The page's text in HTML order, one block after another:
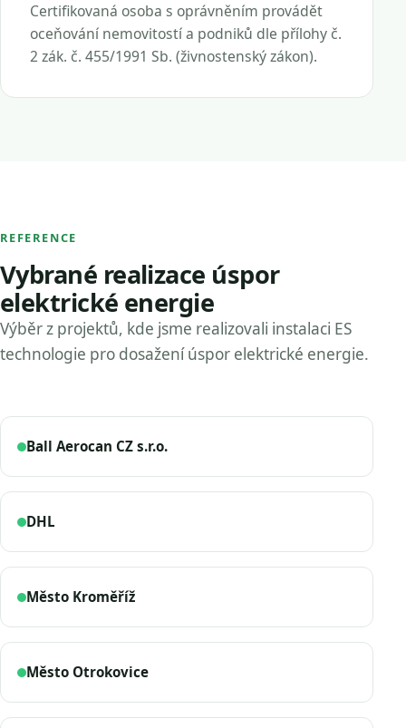
Certifikovaná osoba s oprávněním provádět
oceňování nemovitostí a podniků dle přílohy č.
2 zák. č. 455/1991 Sb. (živnostenský zákon).
REFERENCE
Vybrané realizace úspor
elektrické energie
Výběr z projektů, kde jsme realizovali instalaci ES
technologie pro dosažení úspor elektrické energie.
Ball Aerocan CZ s.r.o.
DHL
Město Kroměříž
Město Otrokovice